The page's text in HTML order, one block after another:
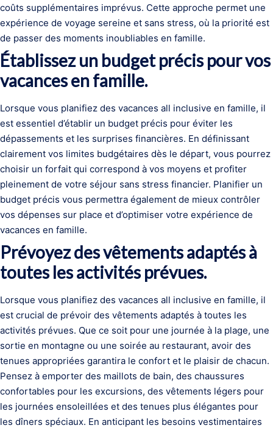
coûts supplémentaires imprévus. Cette approche permet une
expérience de voyage sereine et sans stress, où la priorité est
de passer des moments inoubliables en famille.
Établissez un budget précis pour vos
vacances en famille.
Lorsque vous planifiez des vacances all inclusive en famille, il
est essentiel d’établir un budget précis pour éviter les
dépassements et les surprises financières. En définissant
clairement vos limites budgétaires dès le départ, vous pourrez
choisir un forfait qui correspond à vos moyens et profiter
pleinement de votre séjour sans stress financier. Planifier un
budget précis vous permettra également de mieux contrôler
vos dépenses sur place et d’optimiser votre expérience de
vacances en famille.
Prévoyez des vêtements adaptés à
toutes les activités prévues.
Lorsque vous planifiez des vacances all inclusive en famille, il
est crucial de prévoir des vêtements adaptés à toutes les
activités prévues. Que ce soit pour une journée à la plage, une
sortie en montagne ou une soirée au restaurant, avoir des
tenues appropriées garantira le confort et le plaisir de chacun.
Pensez à emporter des maillots de bain, des chaussures
confortables pour les excursions, des vêtements légers pour
les journées ensoleillées et des tenues plus élégantes pour
les dîners spéciaux. En anticipant les besoins vestimentaires